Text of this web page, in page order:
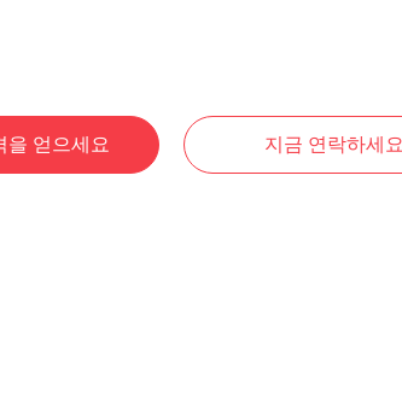
을 얻으세요 지금 연락하세요